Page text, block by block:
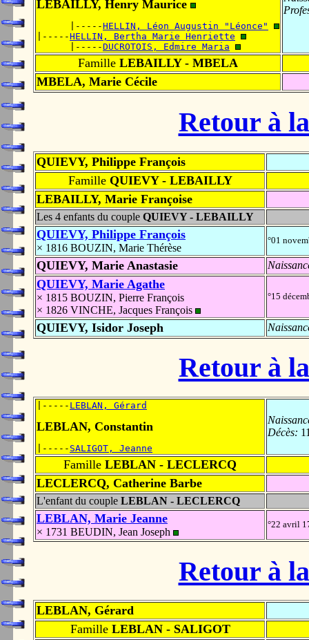
LEBAILLY, Henry Maurice
      |-----
HELLIN, Léon Augustin "Léonce"
|-----HELLIN, Bertha Marie Henriette
      |-----
DUCROTOIS, Edmire Maria
Famille LEBAILLY - MBELA
MBELA, Marie Cécile
Retour à
QUIEVY, Philippe François
FamilleQUIEVY - LEBAILLY
LEBAILLY, Marie Françoise
Les 4 enfants du couple QUIEVY - LEBAILLY
QUIEVY, Philippe François
× 1816 BOUZIN, Marie Thérèse
°01
QUIEVY, Marie Anastasie
QUIEVY, Marie Agathe
× 1815 BOUZIN, Pierre François
× 1826 VINCHE, Jacques François
°15
QUIEVY, Isidor Joseph
Retour à
|----- LEBLAN, Gérard
LEBLAN, Constantin
|----- SALIGOT, Jeanne
Décès:
Famille LEBLAN - LECLERCQ
LECLERCQ, Catherine Barbe
L'enfant du couple LEBLAN - LECLERCQ
LEBLAN, Marie Jeanne
× 1731 BEUDIN, Jean Joseph
°22 avril
Retour à
LEBLAN, Gérard
FamilleLEBLAN - SALIGOT